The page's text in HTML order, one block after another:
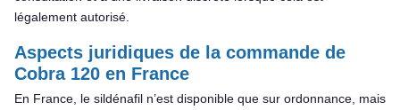
légalement autorisé.
Aspects juridiques de la commande de
Cobra 120 en France
En France, le sildénafil n’est disponible que sur ordonnance, mais